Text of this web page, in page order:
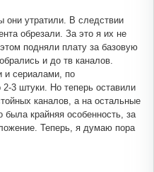
утратили. В следствии
обрезали. За это я их не
подняли плату за базовую
и до тв каналов.
и сериалами, по
3 штуки. Но теперь оставили
каналов, а на остальные
крайняя особенность, за
Теперь, я думаю пора